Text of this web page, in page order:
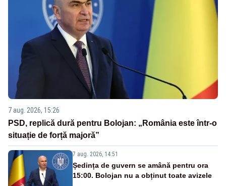
7 aug. 2026, 15:26
PSD, replică dură pentru Bolojan: „România este într-o
situație de forță majoră”
7 aug. 2026, 14:51
Ședința de guvern se amână pentru ora
15:00. Bolojan nu a obținut toate avizele